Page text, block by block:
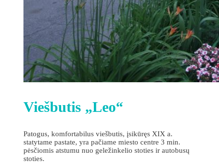
Viešbutis „Leo“
Patogus, komfortabilus viešbutis, įsikūręs XIX a.
statytame pastate, yra pačiame miesto centre 3 min.
pėsčiomis atstumu nuo geležinkelio stoties ir autobusų
stoties.